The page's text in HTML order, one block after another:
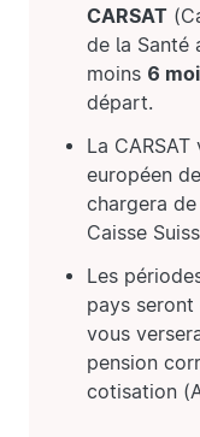
CARSAT
de la Santé
moins 6
départ.
La
européen
chargera
Caisse
Les
pays
vous
pension
cotisation